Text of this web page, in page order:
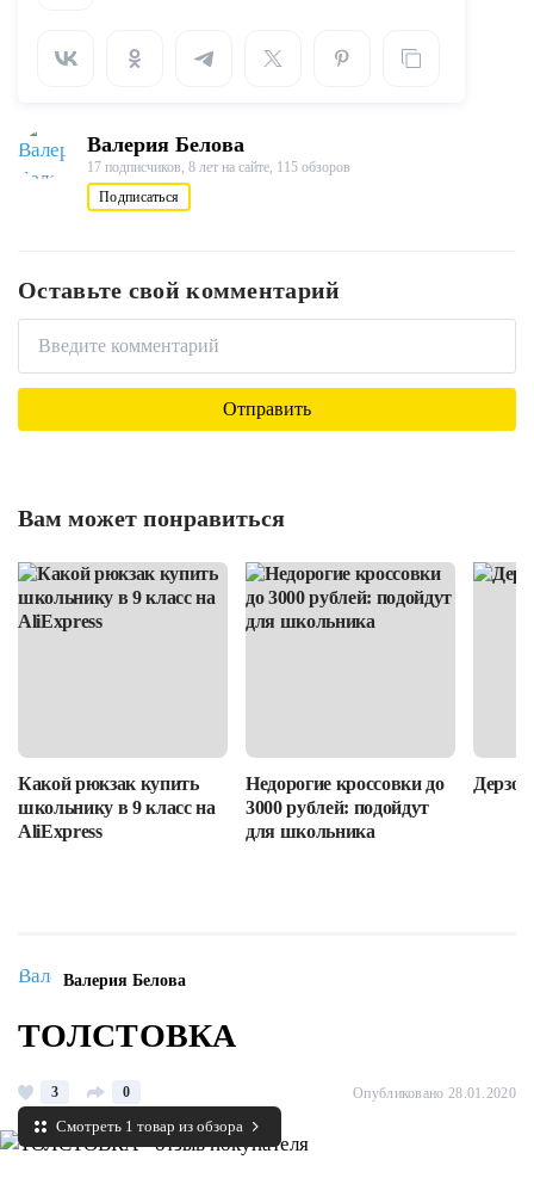
Валерия Белова
17 подписчиков, 8 лет на сайте, 115 обзоров
Подписаться
Оставьте свой комментарий
Вам может понравиться
Какой рюкзак купить
школьнику в 9 класс на
AliExpress
Недорогие кроссовки до
3000 рублей: подойдут
для школьника
Валерия Белова
ТОЛСТОВКА
3 0 Опубликовано 28.01.2020
Смотреть 1 товар из обзора